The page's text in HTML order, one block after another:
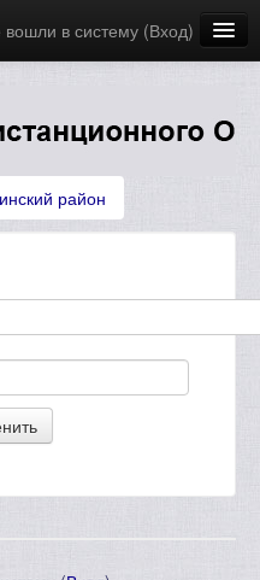
в систему (Вход)
район‎